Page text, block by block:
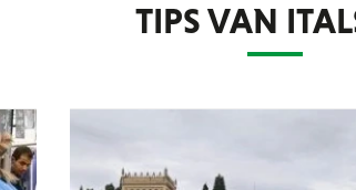
TIPS VAN